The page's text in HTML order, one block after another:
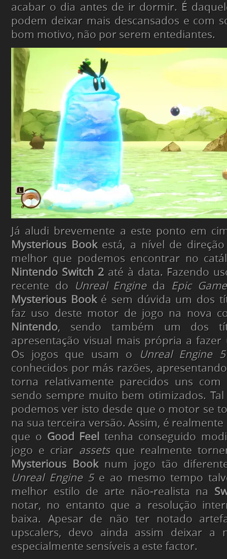
acabar o dia antes de ir dormir. É
podem deixar mais descansados e com
bom motivo, não por serem entediantes.
Já aludi brevemente a este ponto em
Mysterious Bookestá, a nível de
melhor que podemos encontrar no
Nintendo Switch 2até à data. Fazendo
recente do
Unreal Engineda Epic
Mysterious Booké sem dúvida um dos
faz uso deste motor de jogo na nova
Nintendo, sendo também um dos
apresentação visual mais própria a
Os jogos que usam o
Unreal Engine 5
conhecidos por más razões,
torna relativamente parecidos uns
sendo sempre muito bem otimizados.
podemos ver isto desde que o motor se
na sua terceira versão. Assim, é
que o Good Feel
tenha conseguido
jogo e criar assetsque realmente
Mysterious Booknum jogo tão
Unreal Engine 5e ao mesmo tempo
melhor estilo de arte não-realista na
notar, no entanto que a resolução
baixa. Apesar de não ter notado
upscalers, devo ainda assim deixar a
especialmente sensíveis a este factor.